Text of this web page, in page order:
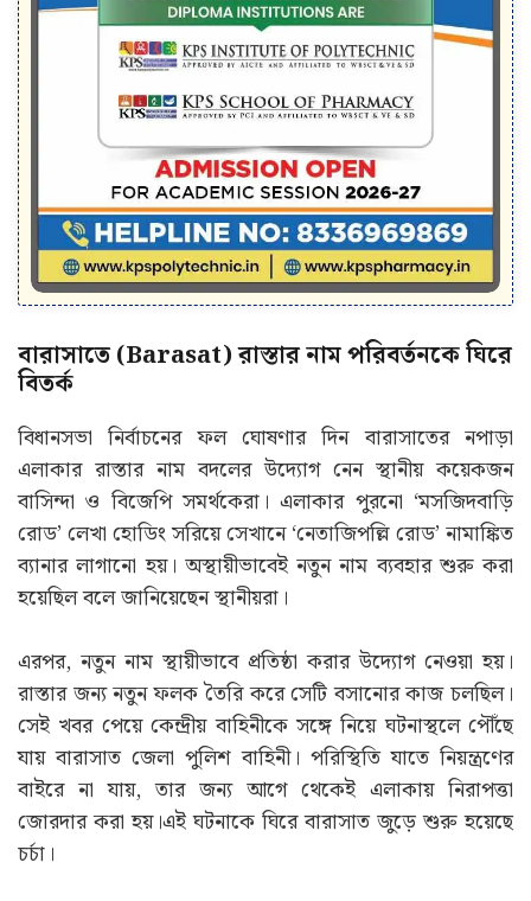
বারাসাতে (Barasat) রাস্তার নাম পরিবর্তনকে ঘিরে
বিতর্ক
বিধানসভা নির্বাচনের ফল ঘোষণার দিন বারাসাতের নপাড়া
এলাকার রাস্তার নাম বদলের উদ্যোগ নেন স্থানীয় কয়েকজন
বাসিন্দা ও বিজেপি সমর্থকেরা। এলাকার পুরনো ‘মসজিদবাড়ি
রোড’ লেখা হোডিং সরিয়ে সেখানে ‘নেতাজিপল্লি রোড’ নামাঙ্কিত
ব্যানার লাগানো হয়। অস্থায়ীভাবেই নতুন নাম ব্যবহার শুরু করা
হয়েছিল বলে জানিয়েছেন স্থানীয়রা।